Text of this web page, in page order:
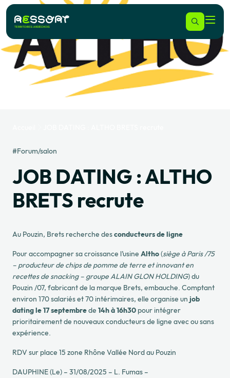
#Forum/salon
JOB DATING : ALTHO
BRETS recrute
Au Pouzin, Brets recherche desconducteurs de ligne
Pour accompagner sa croissance l’usine Altho(siège à Paris /75
– producteur de chips de pomme de terre et innovant en
recettes de snacking – groupe ALAIN GLON HOLDING) du
Pouzin /07, fabricant de la marque Brets, embauche. Comptant
environ 170 salariés et 70 intérimaires, elle organise un job
dating le 17 septembrede 14h à 16h30 pour intégrer
prioritairement de nouveaux conducteurs de ligne avec ou sans
expérience.
RDV sur place 15 zone Rhône Vallée Nord au Pouzin
DAUPHINE (Le) – 31/08/2025 – L. Fumas –